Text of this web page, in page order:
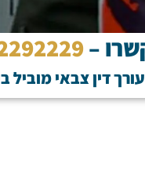
–
עורך דין צבאי מוביל